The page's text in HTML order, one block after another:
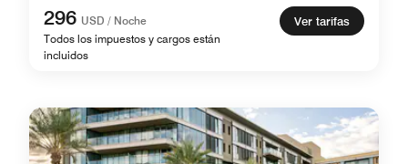
296 USD / Noche
Todos los impuestos y cargos están
incluidos
Ver tarifas